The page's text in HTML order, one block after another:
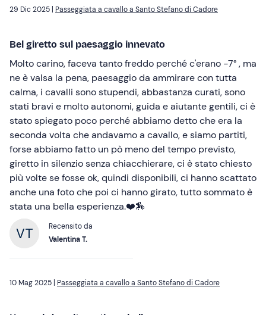
29 Dic 2025 | Passeggiata a cavallo a Santo Stefano di Cadore
Bel giretto sul paesaggio innevato
Molto carino, faceva tanto freddo perché c'erano -7° , ma
ne è valsa la pena, paesaggio da ammirare con tutta
calma, i cavalli sono stupendi, abbastanza curati, sono
stati bravi e molto autonomi, guida e aiutante gentili, ci è
stato spiegato poco perché abbiamo detto che era la
seconda volta che andavamo a cavallo, e siamo partiti,
forse abbiamo fatto un pò meno del tempo previsto,
giretto in silenzio senza chiacchierare, ci è stato chiesto
più volte se fosse ok, quindi disponibili, ci hanno scattato
anche una foto che poi ci hanno girato, tutto sommato è
stata una bella esperienza.❤️🏇
Recensito da
Valentina T.
10 Mag 2025 | Passeggiata a cavallo a Santo Stefano di Cadore